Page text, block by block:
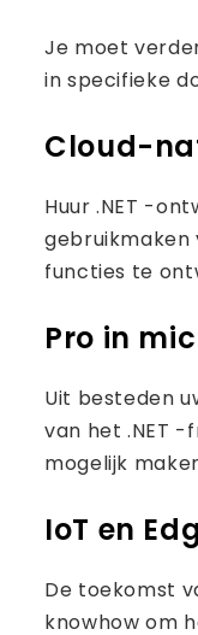
Je moet
in specifieke
Cloud-
Huur .NET -
functies te
Pro in
Uit besteden
van het .NET
mogelijk
IoT en
De toekomst
knowhow om